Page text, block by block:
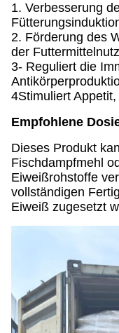
1. Verbesserung
2. Förderung des
der
3- Reguliert die
4Stimuliert
Empfohlene
Dieses Produkt
Fischdampfmehl
Eiweißrohstoffe
vollständigen
Eiweiß zugesetzt